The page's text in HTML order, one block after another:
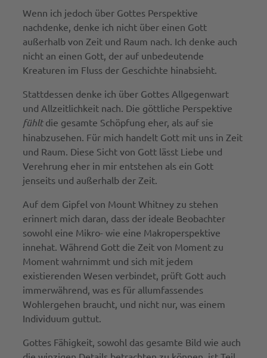
Wenn ich jedoch über Gottes Perspektive
nachdenke, denke ich nicht über einen Gott
außerhalb von Zeit und Raum nach. Ich denke auch
nicht an einen Gott, der auf unbedeutende
Kreaturen im Fluss der Geschichte hinabsieht.
Stattdessen denke ich über Gottes Allgegenwart
und Allzeitlichkeit nach. Die göttliche Perspektive
fühltdie gesamte Schöpfung eher, als auf sie
hinabzusehen. Für mich handelt Gott mit uns in Zeit
und Raum. Diese Sicht von Gott lässt Liebe und
Verehrung eher in mir entstehen als ein Gott
jenseits und außerhalb der Zeit.
Auf dem Gipfel von Mount Whitney zu stehen
erinnert mich daran, dass der ideale Beobachter
sowohl eine Mikro- wie eine Makroperspektive
innehat. Während Gott die Zeit von Moment zu
Moment wahrnimmt und sich mit jedem
existierenden Wesen verbindet, prüft Gott auch
immerwährend, was es für allumfassendes
Wohlergehen braucht, und nicht nur, was einem
Individuum guttut.
Gottes Fähigkeit, sowohl das gesamte Bild wie auch